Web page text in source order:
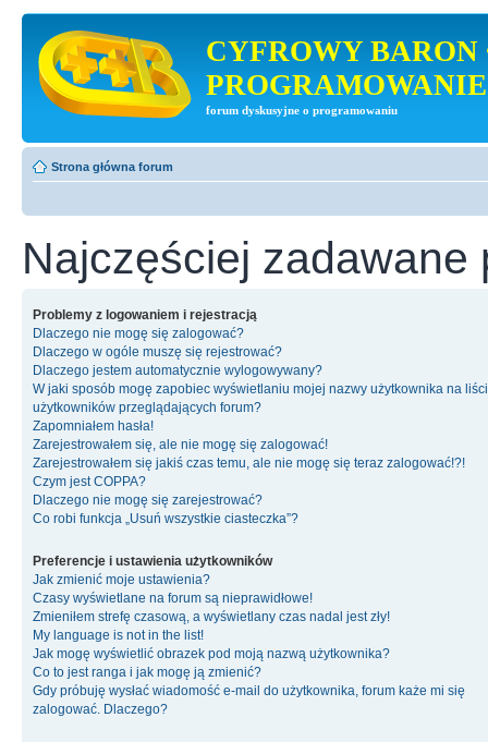
CYFROWY BARON
PROGRAMOWANIE
forum dyskusyjne o programowaniu
Strona główna forum
Najczęściej zadawane
Problemy z logowaniem i rejestracją
Dlaczego nie mogę się zalogować?
Dlaczego w ogóle muszę się rejestrować?
Dlaczego jestem automatycznie wylogowywany?
W jaki sposób mogę zapobiec wyświetlaniu mojej nazwy użytkownika na
użytkowników przeglądających forum?
Zapomniałem hasła!
Zarejestrowałem się, ale nie mogę się zalogować!
Zarejestrowałem się jakiś czas temu, ale nie mogę się teraz zalogować!?!
Czym jest COPPA?
Dlaczego nie mogę się zarejestrować?
Co robi funkcja „Usuń wszystkie ciasteczka”?
Preferencje i ustawienia użytkowników
Jak zmienić moje ustawienia?
Czasy wyświetlane na forum są nieprawidłowe!
Zmieniłem strefę czasową, a wyświetlany czas nadal jest zły!
My language is not in the list!
Jak mogę wyświetlić obrazek pod moją nazwą użytkownika?
Co to jest ranga i jak mogę ją zmienić?
Gdy próbuję wysłać wiadomość e-mail do użytkownika, forum każe mi się
zalogować. Dlaczego?